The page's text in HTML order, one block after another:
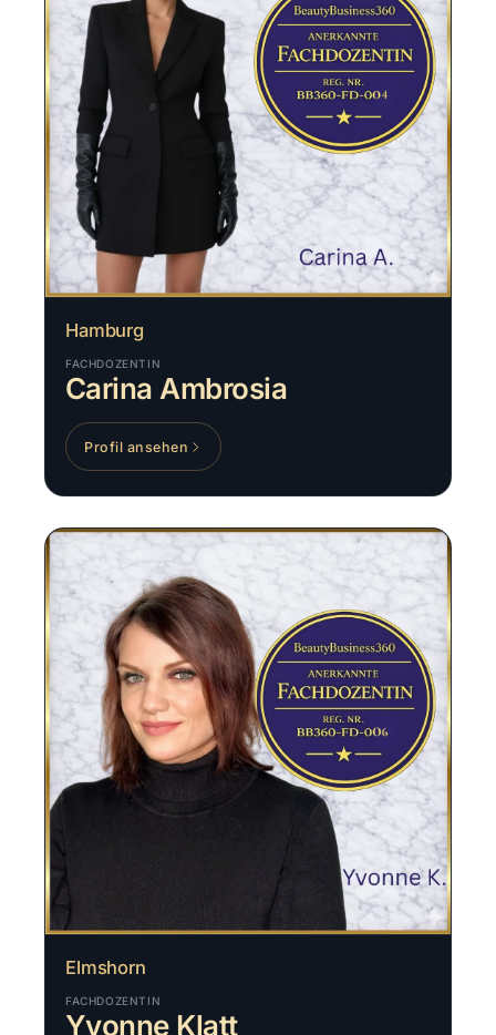
Hamburg
FACHDOZENTIN
Carina Ambrosia
Profil ansehen
Elmshorn
FACHDOZENTIN
Yvonne Klatt